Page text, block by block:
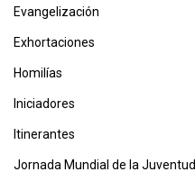
Evangelización
Exhortaciones
Homilías
Iniciadores
Itinerantes
Jornada Mundial de la Juventud